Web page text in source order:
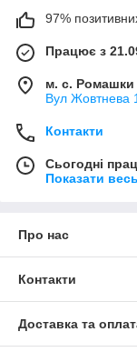
97%
Працює з
м. с. Ромашки
Вул Жовтнева
Контакти
Сьогодні
Показати
Про нас
Контакти
Доставка та